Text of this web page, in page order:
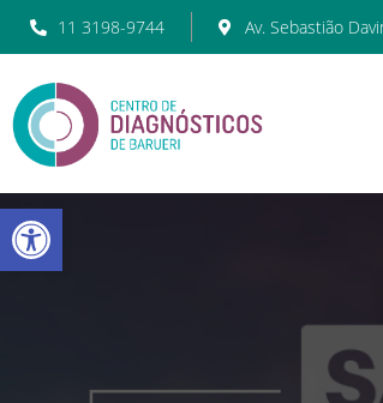
11 3198-9744 Av. Sebastião
Barra de